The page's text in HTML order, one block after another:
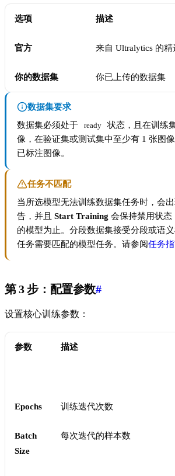
选项 描述
官方 来自 Ultralytics 的
你的数据集 你已上传的数据集
数据集要求
数据集必须处于
ready
状态，且在训练
像，在验证集或测试集中至少有 1 张图
已标注图像。
任务不匹配
当所选模型无法训练数据集任务时，会
告，并且 Start Training 会保持禁用状态
的模型为止。分段数据集接受分段或语
任务需要匹配的模型任务。请参阅任务
第 3 步：配置参数#
设置核心训练参数：
参数 描述
Epochs 训练迭代次数
Batch
Size
每次迭代的样本数